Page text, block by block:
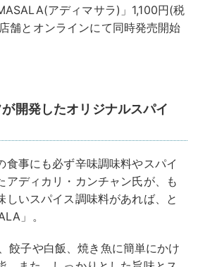
アディマサラ)」1,100円(税
舗とオンラインにて同時発売開始
が開発したオリジナルスパイ
食事にも必ず辛味調味料やスパイ
アディカリ・カンチャン氏が、も
しいスパイス調味料があれば、と
」。
餃子や白飯、焼き魚に簡単にかけ